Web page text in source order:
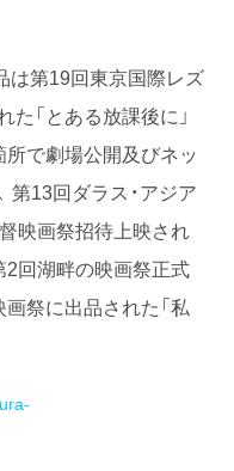
は第19回東京国際レズ
「とある放課後に」
所で劇場公開及びネッ
第13回ダラス・アジア
映画祭招待上映され
2回湖畔の映画祭正式
祭に出品された「私